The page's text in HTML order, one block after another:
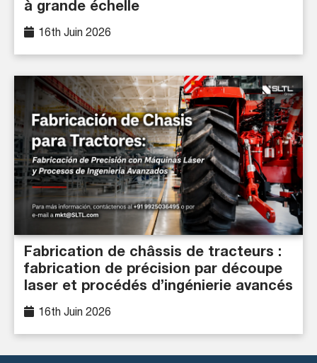
à grande échelle
16th Juin 2026
Fabrication de châssis de tracteurs :
fabrication de précision par découpe
laser et procédés d’ingénierie avancés
16th Juin 2026